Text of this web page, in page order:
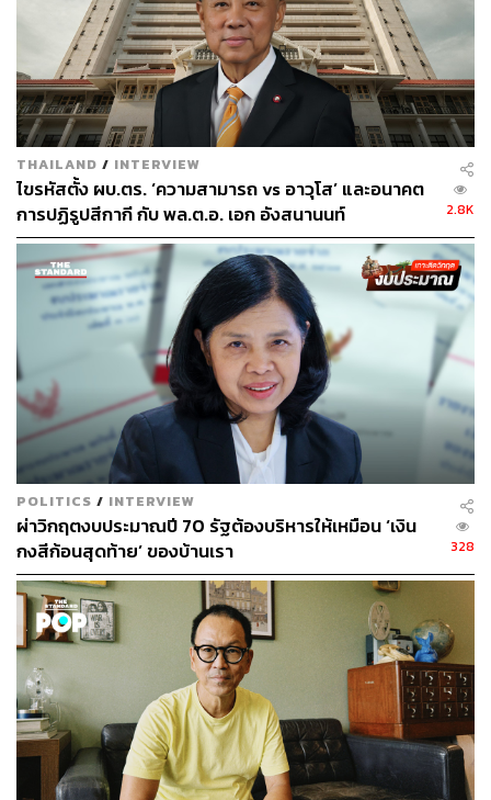
หมอแพร:ถ้าการรักษาโรคส่วนใหญ่ เวลาเจอคนไข้ที่ป่วยมา
แล้วเราก็ดูแลเขา ทำให้เขาดีขึ้น อาจจะมีข้อคำแนะนำต่างๆ
ที่ทำอย่างไรให้โรคมันไม่หนักขึ้น หรือไม่เป็นมากขึ้น แต่
สำหรับความงามบางคนไม่ได้มาด้วยการที่มีโรคมาแล้ว เขา
จะมาด้วยความที่เขาจะดีกว่าเดิมได้อย่างไร จะสวยกว่าเดิม
ได้อย่างไร มันก็เป็นสิ่งที่เราก็ต้องค้นหา แล้วก็ต้องคุยกัน เป็น
เรื่องของการ Consult ค่อนข้างเยอะมากๆ ว่าเรามีความ
ต้องการตรงกันไหม คนไข้อาจจะอยากสวยแบบหนึ่ง แต่หมอ
ก็มองว่าแบบนี้อาจจะเหมาะกว่า ซึ่งมันก็ต้องเป็นการจูนกัน
มากกว่า เพราะฉะนั้นการทำงานก็เลยแตกต่างกันค่ะ
เราต้องเข้าไปในใจคนไข้เยอะพอสมควร
หมอแพร:
ใช่ เราต้องเข้าใจจิตใจเขาว่าสิ่งที่เขากังวลมันคือ
อะไร ไม่เหมือนการรักษาโรคเนอะ โรคก็คือป่วยมาแล้ว
เรื่องของ Aesthetic เป็นเรื่องที่ได้เรียนรู้อีกในหลายๆ มิติ การ
ทำงานกับคนไข้เนี่ย มันไม่ใช่แค่ว่าเดินมา แล้วเราก็จิ้มๆ กลับ
บ้าน หรือว่าจ่ายยากลับบ้าน มันเป็นการดูแลระยะยาว
จะว่าไปเหมือนหมอด้านสุขภาพจิตเลย
หมอแพร:ใช่ค่ะ มีคนไข้เคยพูดว่า หมอเป็นคนที่ทำให้เขามี
ความสุขกับการที่เขาดูดีขึ้น เพื่อนรอบข้างชม ทำอะไรมา
สวยขึ้นเนอะ หมอเป็นเหมือนหมอจิตเวชคนหนึ่งของพี่เลย
อะไรอย่างนี้ เราก็รู้สึกว่า เออ เราไม่ได้เรียนจิตเวชนะ แต่เรา
ก็สามารถทำให้เขามีชีวิตที่ดีขึ้นในอีกมิติหนึ่งได้
THAILAND / INTERVIEW
ไขรหัสตั้ง ผบ.ตร. ‘ความสามารถ vs อาวุโส’ และอนาคต
การปฏิรูปสีกากี กับ พล.ต.อ. เอก อังสนานนท์
2.8K
POLITICS / INTERVIEW
ผ่าวิกฤตงบประมาณปี 70 รัฐต้องบริหารให้เหมือน ‘เงิน
กงสีก้อนสุดท้าย’ ของบ้านเรา
328